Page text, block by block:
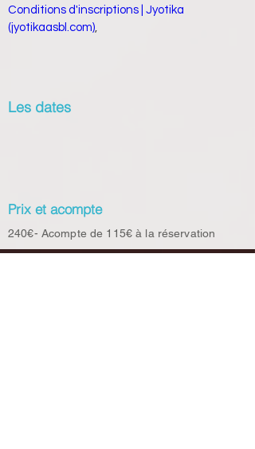
Conditions d'inscriptions | Jyotika
(jyotikaasbl.com),
Les dates
Prix et acompte
240€- Acompte de 115€ à la réservation